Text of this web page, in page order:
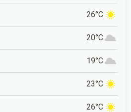
26°C
20°C
19°C
23°C
26°C